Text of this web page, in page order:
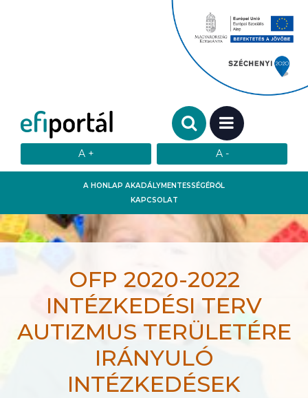
A HONLAP AKADÁLYMENTESSÉGÉRŐL
KAPCSOLAT
Keresendő szó:
MENÜ
OFP 2020-2022
INTÉZKEDÉSI TERV
AUTIZMUS TERÜLETÉRE
IRÁNYULÓ
INTÉZKEDÉSEK